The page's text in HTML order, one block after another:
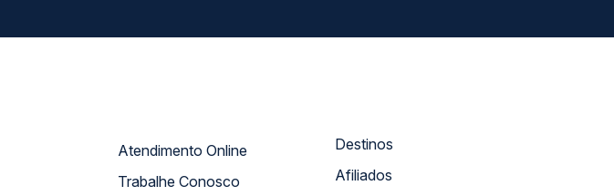
Atendimento Online
Trabalhe Conosco
Destinos
Afiliados